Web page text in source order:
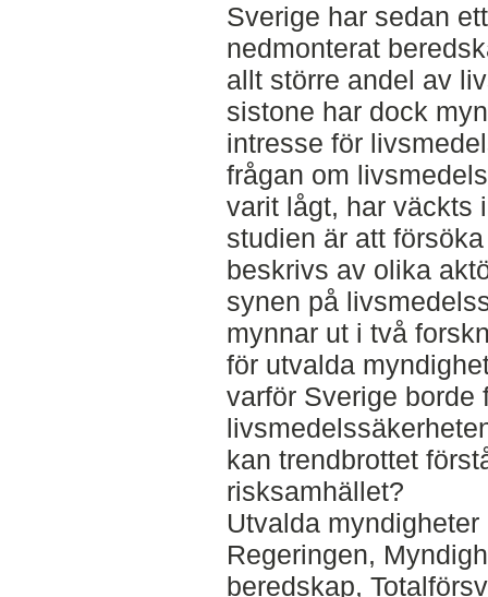
Sverige har sedan
nedmonterat
allt större andel av
sistone har dock
intresse för
frågan om
varit lågt, har väckts
studien är att
beskrivs av olika
synen på
mynnar ut i två
för utvalda
varför Sverige borde
kan trendbrottet
risksamhället?
Utvalda
Regeringen,
beredskap,